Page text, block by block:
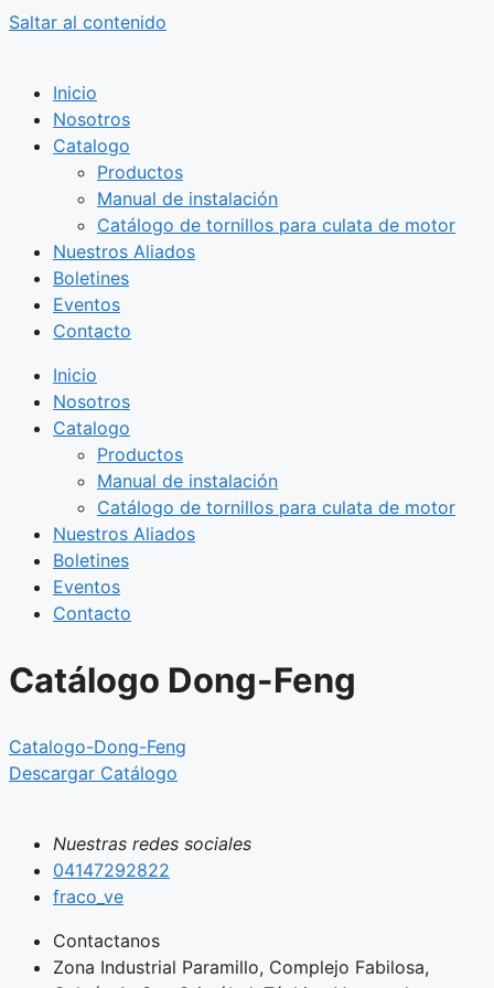
Saltar al contenido
Inicio
Nosotros
Catalogo
Productos
Manual de instalación
Catálogo de tornillos para culata de motor
Nuestros Aliados
Boletines
Eventos
Contacto
Inicio
Nosotros
Catalogo
Productos
Manual de instalación
Catálogo de tornillos para culata de motor
Nuestros Aliados
Boletines
Eventos
Contacto
Catálogo Dong-Feng
Catalogo-Dong-Feng
Descargar Catálogo
Nuestras redes sociales
04147292822
fraco_ve
Contactanos
Zona Industrial Paramillo, Complejo Fabilosa,